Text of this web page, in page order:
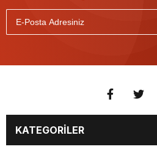
KATEGORİLER